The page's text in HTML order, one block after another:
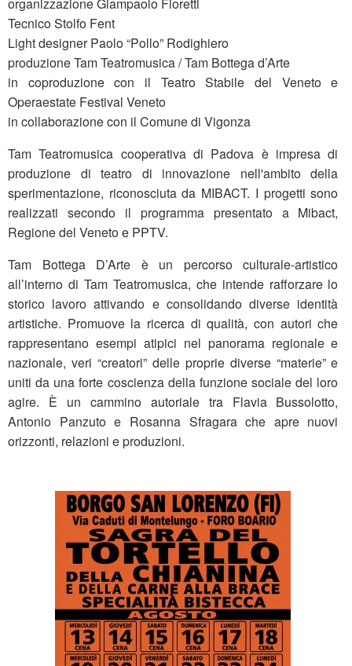
organizzazione Giampaolo Fioretti
Tecnico Stolfo Fent
Light designer Paolo “Pollo” Rodighiero
produzione Tam Teatromusica / Tam Bottega d’Arte
in coproduzione con il Teatro Stabile del Veneto e
Operaestate Festival Veneto
in collaborazione con il Comune di Vigonza
Tam Teatromusica cooperativa di Padova è impresa di
produzione di teatro di innovazione nell'ambito della
sperimentazione, riconosciuta da MIBACT. I progetti sono
realizzati secondo il programma presentato a Mibact,
Regione del Veneto e PPTV.
Tam Bottega D’Arte è un percorso culturale-artistico
all’interno di Tam Teatromusica, che intende rafforzare lo
storico lavoro attivando e consolidando diverse identità
artistiche. Promuove la ricerca di qualità, con autori che
rappresentano esempi atipici nel panorama regionale e
nazionale, veri “creatori” delle proprie diverse “materie” e
uniti da una forte coscienza della funzione sociale del loro
agire. È un cammino autoriale tra Flavia Bussolotto,
Antonio Panzuto e Rosanna Sfragara che apre nuovi
orizzonti, relazioni e produzioni.